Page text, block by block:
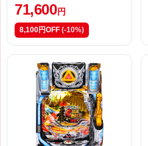
71,600円
8,100円OFF (-10%)